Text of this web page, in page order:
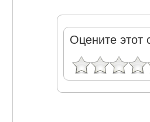
Оцените этот